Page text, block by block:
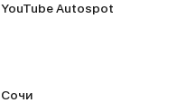
YouTube Autospot
Сочи